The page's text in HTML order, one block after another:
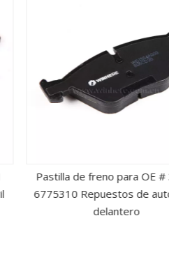
Pastilla de freno para OE #
6775310 Repuestos de
delantero